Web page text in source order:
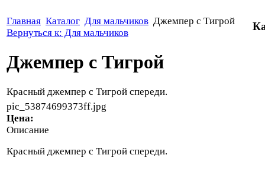
Главная Каталог Для мальчиков Джемпер с Тигрой
Вернуться к: Для мальчиков
Джемпер с Тигрой
Красный джемпер с Тигрой спереди.
pic_53874699373ff.jpg
Цена:
Описание
Красный джемпер с Тигрой спереди.